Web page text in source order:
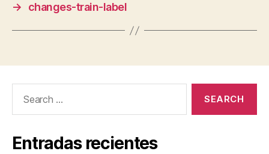
→
changes-train-label
Entradas recientes